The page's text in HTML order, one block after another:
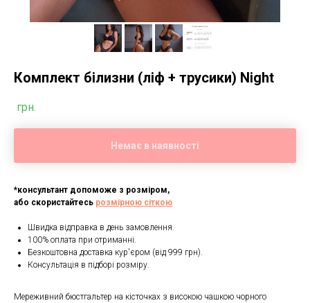
Комплект білизни (ліф + трусики) Night
грн.
Немає в наявності
*консультант допоможе з розміром,
або скористайтесь розмірною сіткою
Швидка відправка в день замовлення.
100% оплата при отриманні.
Безкоштовна доставка кур'єром (від 999 грн).
Консультація в підборі розміру.
Мереживний бюстгальтер на кісточках з високою чашкою чорного